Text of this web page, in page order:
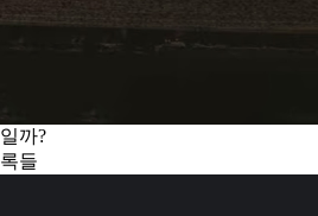
까?
들